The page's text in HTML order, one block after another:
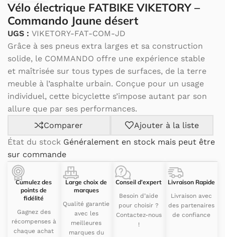
Vélo électrique FATBIKE VIKETORY –
Commando Jaune désert
UGS : VIKETORY-FAT-COM-JD
Grâce à ses pneus extra larges et sa construction
solide, le COMMANDO offre une expérience stable
et maîtrisée sur tous types de surfaces, de la terre
meuble à l’asphalte urbain. Conçue pour un usage
individuel, cette bicyclette s’impose autant par son
allure que par ses performances.
Comparer
Ajouter à la liste
État du stock Généralement en stock mais peut être
sur commande
Cumulez des
points de
fidélité
Gagnez des
récompenses à
chaque achat
Large choix de
marques
Qualité garantie
avec les
meilleures
marques du
Conseil d’expert
Besoin d’aide
pour choisir ?
Contactez-nous
!
Livraison Rapide
Livraison avec
des partenaires
de confiance